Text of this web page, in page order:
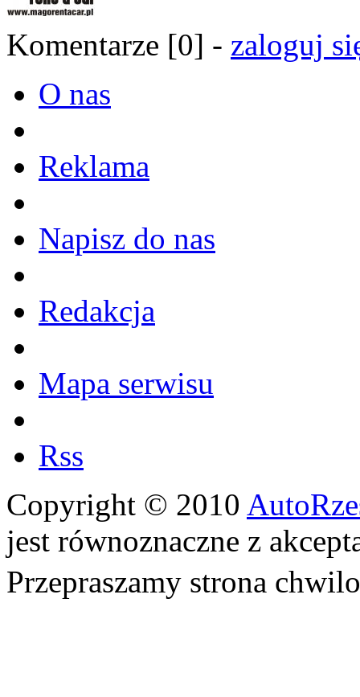
Komentarze [0] - zaloguj
O nas
Reklama
Napisz do nas
Redakcja
Mapa serwisu
Rss
Copyright © 2010
jest równoznaczne z
Przepraszamy strona